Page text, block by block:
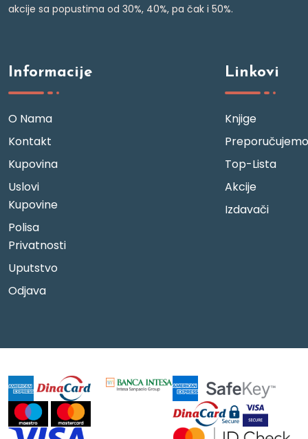
akcije sa popustima od 30%, 40%, pa čak i 50%.
Informacije
O Nama
Kontakt
Kupovina
Uslovi
Kupovine
Polisa
Privatnosti
Uputstvo
Odjava
Linkovi
Knjige
Preporučujemo
Top-Lista
Akcije
Izdavači